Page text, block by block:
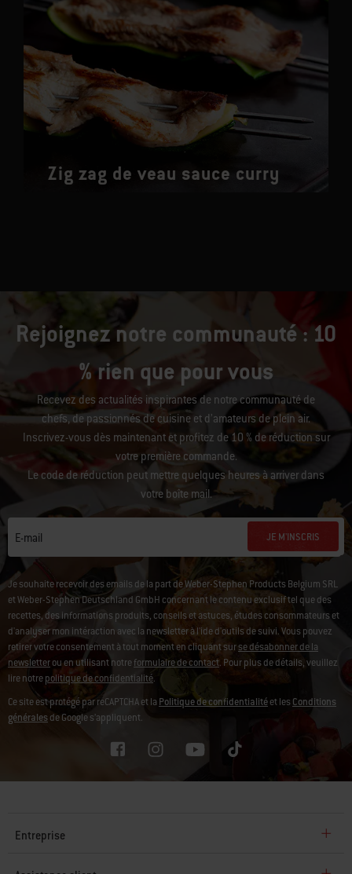
Zig zag de veau sauce curry
Rejoignez notre communauté : 10
% rien que pour vous
Recevez des actualités inspirantes de notre communauté de
chefs, de passionnés de cuisine et d’amateurs de plein air.
Inscrivez-vous dès maintenant et profitez de 10 % de réduction sur
votre première commande.
Le code de réduction peut mettre quelques heures à arriver dans
votre boîte mail.
E-mail JE M'INSCRIS
Je souhaite recevoir des emails de la part de Weber-Stephen Products Belgium SRL
et Weber-Stephen Deutschland GmbH concernant le contenu exclusif tel que des
recettes, des informations produits, conseils et astuces, études consommateurs et
d'analyser mon intéraction avec la newsletter à l'ide d'outils de suivi.Vous pouvez
retirer votre consentement à tout moment en cliquant surse désabonner de la
newsletterou en utilisant notreformulaire de contact. Pour plus de détails, veuillez
lire notrepolitique de confidentialité.
Ce site est protégé par reCAPTCHA et la Politique de confidentialitéet lesConditions
généralesde Google s’appliquent.
Entreprise